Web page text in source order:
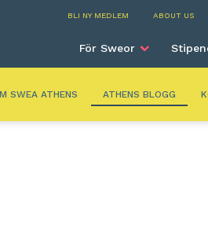
BLI NY MEDLEM ABOUT US
Athens
För Sweor
SWEA ATHENS ATHENS BLOGG